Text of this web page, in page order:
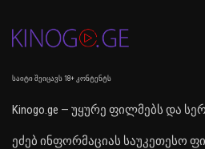
საიტი შეიცავს 18+ კონტენტს
Kinogo.ge — უყურე ფილმებს და
ეძებ ინფორმაციას საუკეთესო